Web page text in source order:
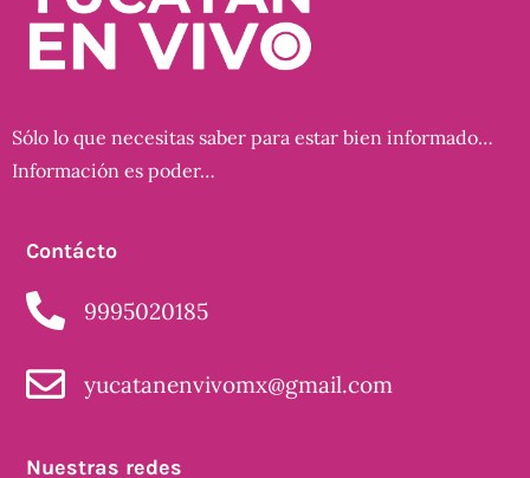
Sólo lo que necesitas saber para estar bien informado…
Información es poder…
Contácto
9995020185
yucatanenvivomx@gmail.com
Nuestras redes